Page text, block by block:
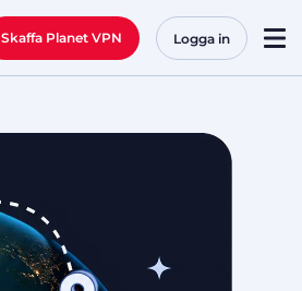
Skaffa Planet VPN Logga in